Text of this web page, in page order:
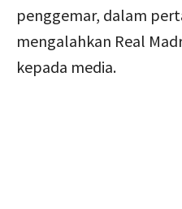
penggemar, dalam
mengalahkan Real
kepada media.